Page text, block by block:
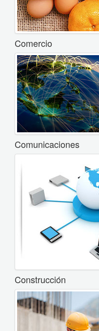
Comercio
Comunicaciones
Construcción